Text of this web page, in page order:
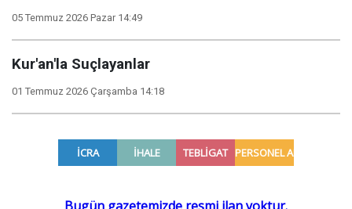
05 Temmuz 2026 Pazar 14:49
Kur'an'la Suçlayanlar
01 Temmuz 2026 Çarşamba 14:18